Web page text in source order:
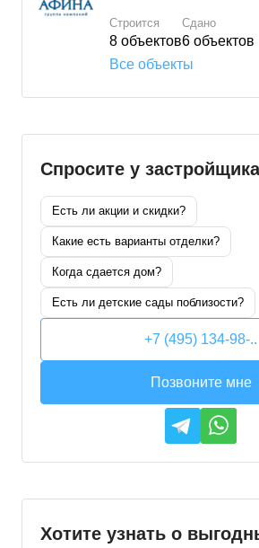
Строится
8 объектов
Сдано
6 объектов
Все объекты
Спросите у застройщика
Есть ли акции и скидки?
Какие есть варианты отделки?
Когда сдается дом?
Есть ли детские сады поблизости?
+7 (495) 134-98-..
Позвоните мне
Хотите узнать о